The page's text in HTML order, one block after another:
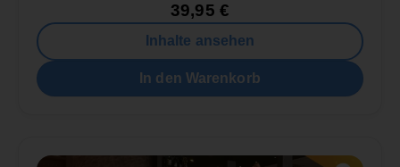
39,95 €
Inhalte ansehen
In den Warenkorb